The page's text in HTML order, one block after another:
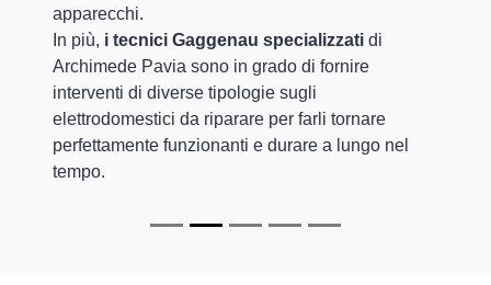
apparecchi.
In più, i tecnici Gaggenau specializzati di
Archimede Pavia sono in grado di fornire
interventi di diverse tipologie sugli
elettrodomestici da riparare per farli tornare
perfettamente funzionanti e durare a lungo nel
tempo.